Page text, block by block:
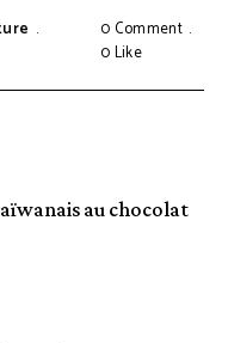
0 Comment
0Like
au chocolat